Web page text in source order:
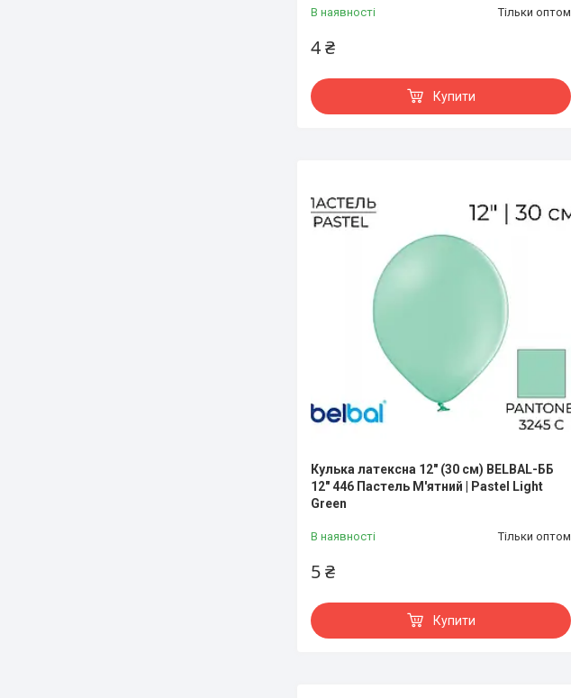
В наявності Тільки оптом
4 ₴
Купити
Кулька латексна 12" (30 см) BELBAL-ББ
12" 446 Пастель М'ятний | Pastel Light
Green
В наявності Тільки оптом
5 ₴
Купити